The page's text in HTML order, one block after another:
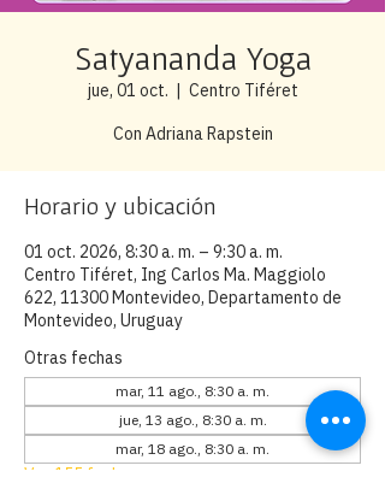
Satyananda Yoga
jue, 01 oct.
  |
Centro Tiféret
Con Adriana Rapstein
Horario y ubicación
01 oct. 2026, 8:30 a. m. – 9:30 a. m.
Centro Tiféret, Ing Carlos Ma. Maggiolo
622, 11300 Montevideo, Departamento de
Montevideo, Uruguay
Otras fechas
mar, 11 ago., 8:30 a. m.
jue, 13 ago., 8:30 a. m.
mar, 18 ago., 8:30 a. m.
Ver 155 fechas